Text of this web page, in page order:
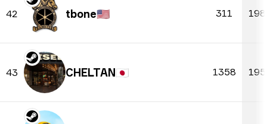
42 tbone🇺🇸 311
43 CHELTAN🇯🇵 1358